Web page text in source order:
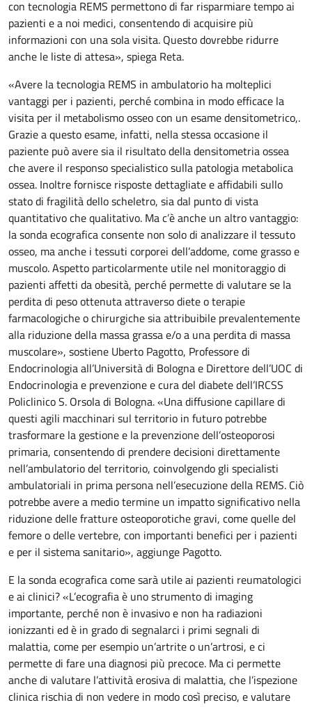
con tecnologia REMS permettono di far risparmiare tempo ai
pazienti e a noi medici, consentendo di acquisire più
informazioni con una sola visita. Questo dovrebbe ridurre
anche le liste di attesa», spiega Reta.
«Avere la tecnologia REMS in ambulatorio ha molteplici
vantaggi per i pazienti, perché combina in modo efficace la
visita per il metabolismo osseo con un esame densitometrico,.
Grazie a questo esame, infatti, nella stessa occasione il
paziente può avere sia il risultato della densitometria ossea
che avere il responso specialistico sulla patologia metabolica
ossea. Inoltre fornisce risposte dettagliate e affidabili sullo
stato di fragilità dello scheletro, sia dal punto di vista
quantitativo che qualitativo. Ma c’è anche un altro vantaggio:
la sonda ecografica consente non solo di analizzare il tessuto
osseo, ma anche i tessuti corporei dell’addome, come grasso e
muscolo. Aspetto particolarmente utile nel monitoraggio di
pazienti affetti da obesità, perché permette di valutare se la
perdita di peso ottenuta attraverso diete o terapie
farmacologiche o chirurgiche sia attribuibile prevalentemente
alla riduzione della massa grassa e/o a una perdita di massa
muscolare», sostiene Uberto Pagotto, Professore di
Endocrinologia all’Università di Bologna e Direttore dell’UOC di
Endocrinologia e prevenzione e cura del diabete dell’IRCSS
Policlinico S. Orsola di Bologna. «Una diffusione capillare di
questi agili macchinari sul territorio in futuro potrebbe
trasformare la gestione e la prevenzione dell’osteoporosi
primaria, consentendo di prendere decisioni direttamente
nell’ambulatorio del territorio, coinvolgendo gli specialisti
ambulatoriali in prima persona nell’esecuzione della REMS. Ciò
potrebbe avere a medio termine un impatto significativo nella
riduzione delle fratture osteoporotiche gravi, come quelle del
femore o delle vertebre, con importanti benefici per i pazienti
e per il sistema sanitario», aggiunge Pagotto.
E la sonda ecografica come sarà utile ai pazienti reumatologici
e ai clinici? «L’ecografia è uno strumento di imaging
importante, perché non è invasivo e non ha radiazioni
ionizzanti ed è in grado di segnalarci i primi segnali di
malattia, come per esempio un’artrite o un’artrosi, e ci
permette di fare una diagnosi più precoce. Ma ci permette
anche di valutare l’attività erosiva di malattia, che l’ispezione
clinica rischia di non vedere in modo così preciso, e valutare